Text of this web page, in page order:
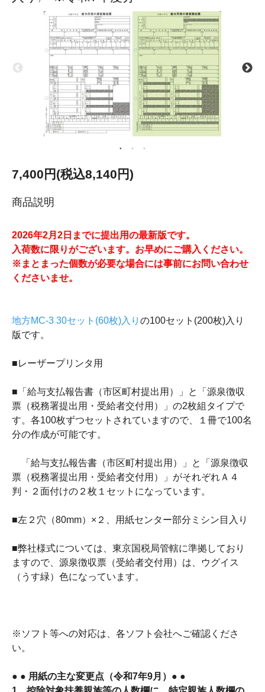
7,400円(税込8,140円)
商品説明
2026年2月2日までに提出用の最新版です。
入荷数に限りがございます。お早めにご購入ください。
※まとまった個数が必要な場合には事前にお問い合わせ
くださいませ。
地方MC-3 30セット(60枚)入り の100セット(200枚)入り
版です。
■レーザープリンタ用
■「給与支払報告書（市区町村提出用）」と「源泉徴収
票（税務署提出用・受給者交付用）」の2枚組タイプで
す。各100枚ずつセットされていますので、１冊で100名
分の作成が可能です。
「給与支払報告書（市区町村提出用）」と「源泉徴収
票（税務署提出用・受給者交付用）」がそれぞれＡ４
判・２面付けの２枚１セットになっています。
■左２穴（80mm）×２、用紙センター部分ミシン目入り
■弊社様式については、東京国税局管轄に準拠しており
ますので、源泉徴収票（受給者交付用）は、ウグイス
（うす緑）色になっています。
※ソフト等への対応は、各ソフト会社へご確認くださ
い。
● ● 用紙の主な変更点（令和7年9月）● ●